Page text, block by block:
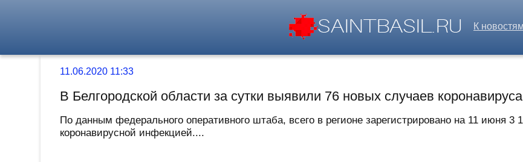
К новостям
11.06.2020 11:33
В Белгородской области за сутки выявили 76 новых случаев коронавируса
По данным федерального оперативного штаба, всего в регионе зарегистрировано на 11 июня 3
коронавирусной инфекцией....